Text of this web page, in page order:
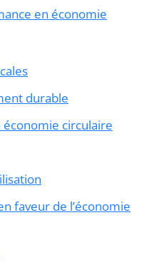
en économie
durable
circulaire
faveur de l’économie